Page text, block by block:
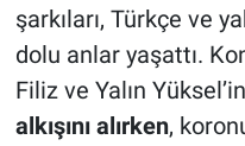
şarkıları, Türkçe ve
dolu anlar yaşattı.
Filiz ve Yalın Yüksel’in
alkışını alırken,